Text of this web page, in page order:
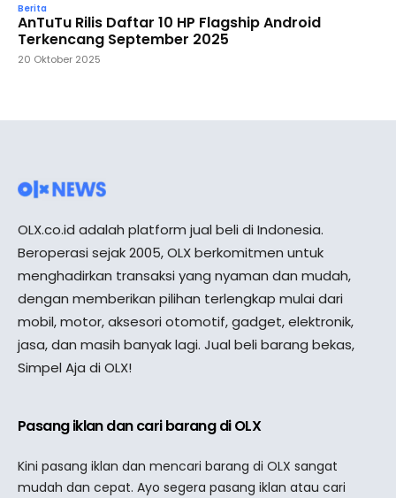
Berita
AnTuTu Rilis Daftar 10 HP Flagship Android
Terkencang September 2025
20 Oktober 2025
OLX.co.id adalah platform jual beli di Indonesia.
Beroperasi sejak 2005, OLX berkomitmen untuk
menghadirkan transaksi yang nyaman dan mudah,
dengan memberikan pilihan terlengkap mulai dari
mobil, motor, aksesori otomotif, gadget, elektronik,
jasa, dan masih banyak lagi. Jual beli barang bekas,
Simpel Aja di OLX!
Pasang iklan dan cari barang di OLX
Kini pasang iklan dan mencari barang di OLX sangat
mudah dan cepat. Ayo segera pasang iklan atau cari